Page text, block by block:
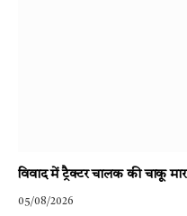
विवाद में ट्रैक्टर चालक की चाकू
05/08/2026